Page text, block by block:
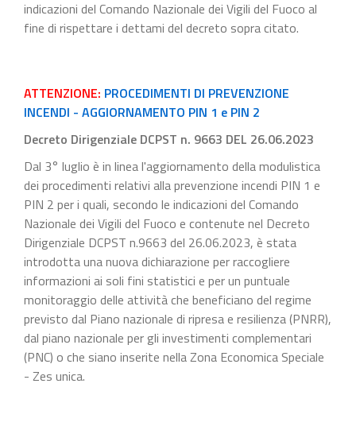
indicazioni del Comando Nazionale dei Vigili del Fuoco al
fine di rispettare i dettami del decreto sopra citato.
ATTENZIONE: PROCEDIMENTI DI PREVENZIONE
INCENDI - AGGIORNAMENTO PIN 1 e PIN 2
Decreto Dirigenziale DCPST n. 9663 DEL 26.06.2023
Dal 3° luglio è in linea l'aggiornamento della modulistica
dei procedimenti relativi alla prevenzione incendi PIN 1 e
PIN 2 per i quali, secondo le indicazioni del Comando
Nazionale dei Vigili del Fuoco e contenute nel Decreto
Dirigenziale DCPST n.9663 del 26.06.2023, è stata
introdotta una nuova dichiarazione per raccogliere
informazioni ai soli fini statistici e per un puntuale
monitoraggio delle attività che beneficiano del regime
previsto dal Piano nazionale di ripresa e resilienza (PNRR),
dal piano nazionale per gli investimenti complementari
(PNC) o che siano inserite nella Zona Economica Speciale
- Zes unica.